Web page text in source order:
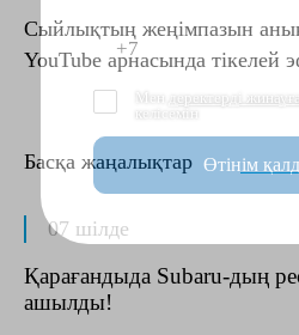
Сыйлықтың жеңімпазын
YouTube арнасында тікелей
Басқа жаңалықтар
07 шілде
Қарағандыда Subaru-дың
ашылды!
Мен деректерді
келісемін
Өтінім